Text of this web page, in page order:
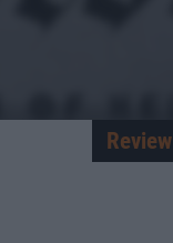
Review